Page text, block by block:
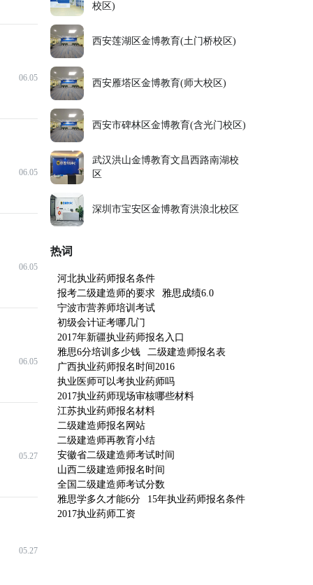
06.05
06.05
06.05
06.05
05.27
05.27
校区)
西安莲湖区金博教育(土门桥校区)
西安雁塔区金博教育(师大校区)
西安市碑林区金博教育(含光门校区)
武汉洪山金博教育文昌西路南湖校
区
深圳市宝安区金博教育洪浪北校区
热词
河北执业药师报名条件
报考二级建造师的要求
雅思成绩6.0
宁波市营养师培训考试
初级会计证考哪几门
2017年新疆执业药师报名入口
雅思6分培训多少钱
二级建造师报名表
广西执业药师报名时间2016
执业医师可以考执业药师吗
2017执业药师现场审核哪些材料
江苏执业药师报名材料
二级建造师报名网站
二级建造师再教育小结
安徽省二级建造师考试时间
山西二级建造师报名时间
全国二级建造师考试分数
雅思学多久才能6分
15年执业药师报名条件
2017执业药师工资